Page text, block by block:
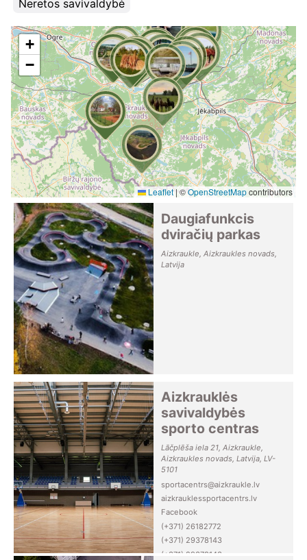
Neretos savivaldybė
+
−
Leaflet | ©OpenStreetMapcontributors
Daugiafunkcis
dviračių parkas
Aizkraukle, Aizkraukles novads,
Latvija
Aizkrauklės
savivaldybės
sporto centras
Lāčplēša iela 21, Aizkraukle,
Aizkraukles novads, Latvija, LV-
5101
sportacentrs@aizkraukle.lv
aizkrauklessportacentrs.lv
Facebook
(+371) 26182772
(+371) 29378143
(+371) 29378143